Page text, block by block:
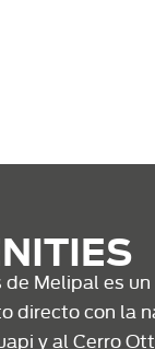
de Melipal es
directo con la
y al Cerro